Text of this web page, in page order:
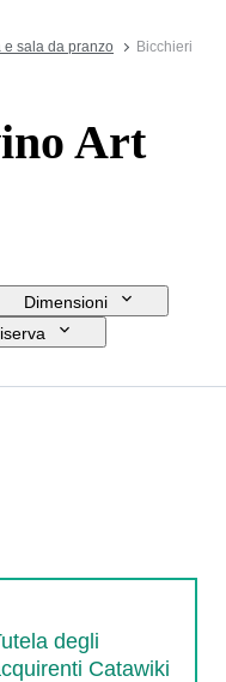
e sala da pranzo
Bicchieri
Art
Dimensioni
degli
Catawiki